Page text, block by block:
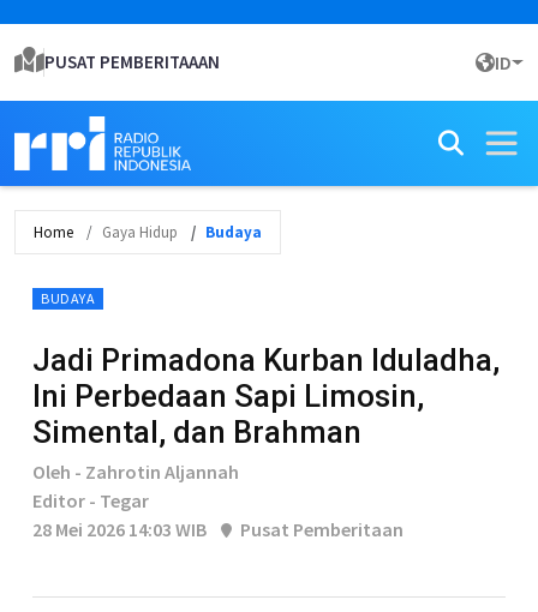
PUSAT PEMBERITAAAN ID
Home Gaya Hidup Budaya
BUDAYA
Jadi Primadona Kurban Iduladha,
Ini Perbedaan Sapi Limosin,
Simental, dan Brahman
Oleh - Zahrotin Aljannah
Editor - Tegar
28 Mei 2026 14:03 WIB
Pusat Pemberitaan